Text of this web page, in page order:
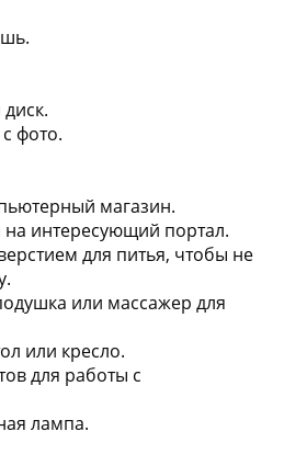
фото.
магазин.
на интересующий портал.
для питья, чтобы не
или массажер для
или кресло.
для работы с
лампа.